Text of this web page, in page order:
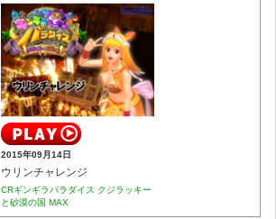
2015年09月14日
ウリンチャレンジ
CRギンギラパラダイス クジラッキー
と砂漠の国 MAX